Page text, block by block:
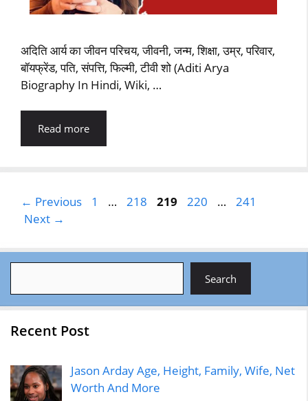
अदिति आर्य का जीवन परिचय, जीवनी, जन्म, शिक्षा, उम्र, परिवार,
बॉयफ्रेंड, पति, संपत्ति, फिल्मी, टीवी शो (Aditi Arya
Biography In Hindi, Wiki, …
Read more
← Previous Page
1 … Page
218 Page
219 Page
220 … Page
241
Next →
Search
Recent Post
Jason Arday Age, Height, Family, Wife, Net
Worth And More